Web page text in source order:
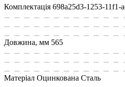
Комплектація 698a25d3-1253-11f1-
Довжина, мм 565
Матеріал Оцинкована Сталь